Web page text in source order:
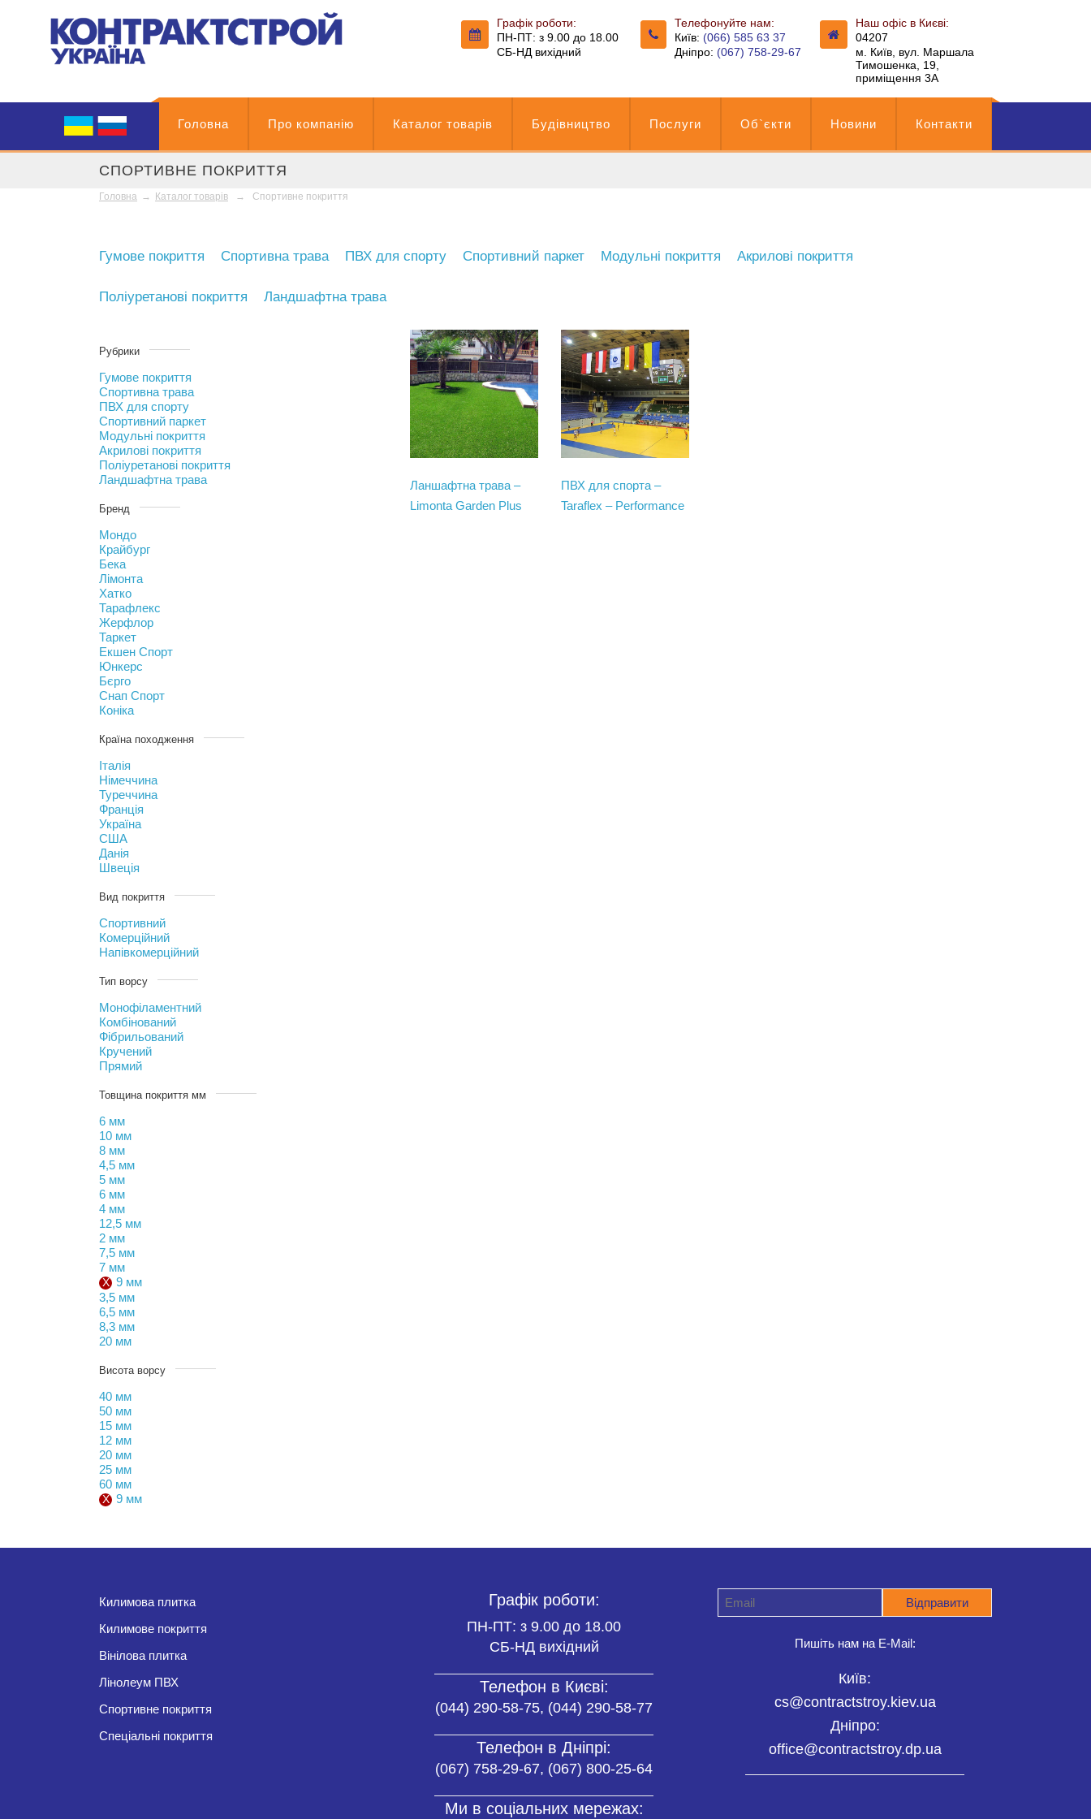
Графік роботи:
ПН-ПТ: з 9.00 до 18.00
СБ-НД вихідний
Телефонуйте нам:
Київ: (066) 585 63 37
Дніпро: (067) 758-29-67
Наш офіс в Києві:
04207
м. Київ, вул. Маршала
Тимошенка, 19,
приміщення 3А
Головна Про компанію Каталог товарів Будівництво Послуги Об`єкти Новини Контакти
СПОРТИВНЕ ПОКРИТТЯ
Головна → Каталог товарів → Спортивне покриття
Гумове покриття Спортивна трава ПВХ для спорту Спортивний паркет Модульні покриття Акрилові покриття
Поліуретанові покриття Ландшафтна трава
Ланшафтна трава –
Limonta Garden Plus
ПВХ для спорта –
Taraflex – Performance
Рубрики
Гумове покриття
Спортивна трава
ПВХ для спорту
Спортивний паркет
Модульні покриття
Акрилові покриття
Поліуретанові покриття
Ландшафтна трава
Бренд
Мондо
Крайбург
Бека
Лімонта
Хатко
Тарафлекс
Жерфлор
Таркет
Екшен Спорт
Юнкерс
Бєрго
Снап Спорт
Коніка
Країна походження
Італія
Німеччина
Туреччина
Франція
Україна
США
Данія
Швеція
Вид покриття
Спортивний
Комерційний
Напівкомерційний
Тип ворсу
Монофіламентний
Комбінований
Фібрильований
Кручений
Прямий
Товщина покриття мм
6 мм
10 мм
8 мм
4,5 мм
5 мм
6 мм
4 мм
12,5 мм
2 мм
7,5 мм
7 мм
9 мм
3,5 мм
6,5 мм
8,3 мм
20 мм
Висота ворсу
40 мм
50 мм
15 мм
12 мм
20 мм
25 мм
60 мм
9 мм
Килимова плитка
Килимове покриття
Вінілова плитка
Лінолеум ПВХ
Спортивне покриття
Спеціальні покриття
Графік роботи:
ПН-ПТ: з 9.00 до 18.00
СБ-НД вихідний
Телефон в Києві:
(044) 290-58-75, (044) 290-58-77
Телефон в Дніпрі:
(067) 758-29-67, (067) 800-25-64
Ми в соціальних мережах:
Пишіть нам на E-Mail:
Київ:
cs@contractstroy.kiev.ua
Дніпро:
office@contractstroy.dp.ua